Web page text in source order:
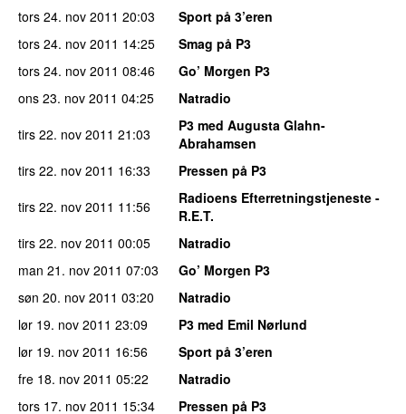
tors 24. nov 2011 20:03
Sport på 3’eren
tors 24. nov 2011 14:25
Smag på P3
tors 24. nov 2011 08:46
Go’ Morgen P3
ons 23. nov 2011 04:25
Natradio
tirs 22. nov 2011 21:03
P3 med Augusta Glahn-
Abrahamsen
tirs 22. nov 2011 16:33
Pressen på P3
tirs 22. nov 2011 11:56
Radioens Efterretningstjeneste -
R.E.T.
tirs 22. nov 2011 00:05
Natradio
man 21. nov 2011 07:03
Go’ Morgen P3
søn 20. nov 2011 03:20
Natradio
lør 19. nov 2011 23:09
P3 med Emil Nørlund
lør 19. nov 2011 16:56
Sport på 3’eren
fre 18. nov 2011 05:22
Natradio
tors 17. nov 2011 15:34
Pressen på P3